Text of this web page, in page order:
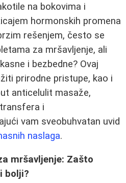
na bokovima i
hormonskih promena
rešenjem, često se
za mršavljenje, ali
i bezbedne? Ovaj
prirodne pristupe, kao i
anticelulit masaže,
i
vam sveobuhvatan uvid
naslaga.
mršavljenje: Zašto
bolji?